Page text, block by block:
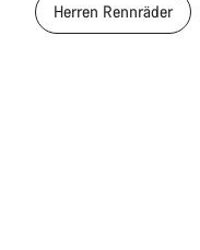
Herren Rennräder